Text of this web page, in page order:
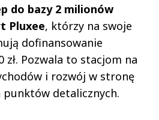
do bazy 2 milionów
Pluxee, którzy na swoje
dofinansowanie
zł. Pozwala to stacjom na
i rozwój w stronę
punktów detalicznych.